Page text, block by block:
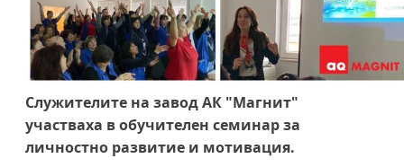
Служителите на завод АК "Магнит"
участваха в обучителен семинар за
личностно развитие и мотивация.